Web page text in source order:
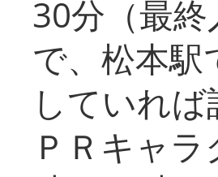
30分（最
で、松本駅
していれ
ＰＲキャ